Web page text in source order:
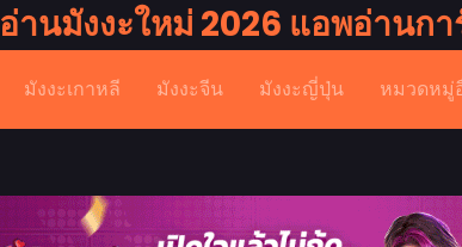
อ่านมังงะใหม่ 2026 แอพอ่านก
มังงะเกาหลี มังงะจีน มังงะญี่ปุ่น หมวดหมู่